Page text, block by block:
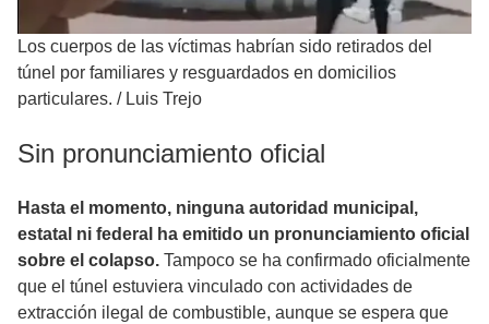
Los cuerpos de las víctimas habrían sido retirados del
túnel por familiares y resguardados en domicilios
particulares. / Luis Trejo
Sin pronunciamiento oficial
Hasta el momento, ninguna autoridad municipal,
estatal ni federal ha emitido un pronunciamiento oficial
sobre el colapso. Tampoco se ha confirmado oficialmente
que el túnel estuviera vinculado con actividades de
extracción ilegal de combustible, aunque se espera que